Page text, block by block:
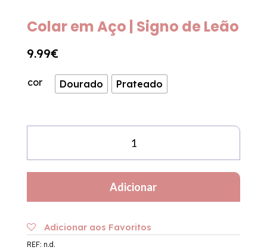
Colar em Aço | Signo de Leão
9.99€
cor Dourado Prateado
Colar
Signo
de
Adicionar
Adicionar aos Favoritos
REF: n.d.